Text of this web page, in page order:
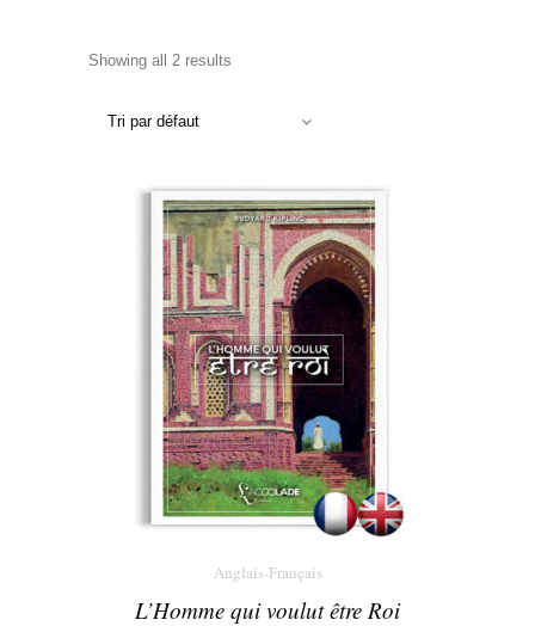
Showing all 2 results
Tri par défaut
Anglais-Français
L’Homme qui voulut être Roi